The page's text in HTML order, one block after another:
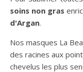
soins non gras
d'Argan.
Nos masques La
des racines aux
chevelus les plus